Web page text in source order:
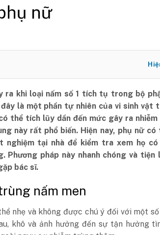
nữ
ra khi loại nấm số 1 tích tụ trong bộ
là một phần tự nhiên của vi sinh vật
thể tích lũy dần đến mức gây ra
này rất phổ biến. Hiện nay, phụ nữ có
nghiệm tại nhà để kiểm tra xem họ có
Phương pháp này nhanh chóng và tiện
bác sĩ.
nấm men
nhẹ và không được chú ý đối với một
khô và ảnh hưởng đến sự tận hưởng